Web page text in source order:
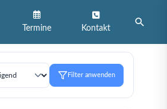
Termine Kontakt
Filter anwenden